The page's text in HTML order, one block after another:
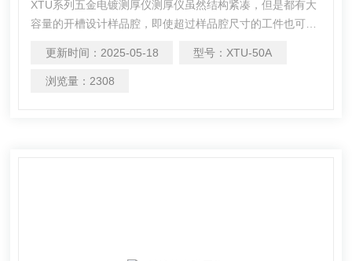
XTU系列五金电镀测厚仪测厚仪虽然结构紧凑，但是都有大
容量的开槽设计样品腔，即使超过样品腔尺寸的工件也可以
置，可测试极微小和异形样品。 检测78种元素镀层
&#183;0.005um检出限&#183;小测量面积
更新时间： 2025-05-18 型号： XTU-50A
浏览量： 2308